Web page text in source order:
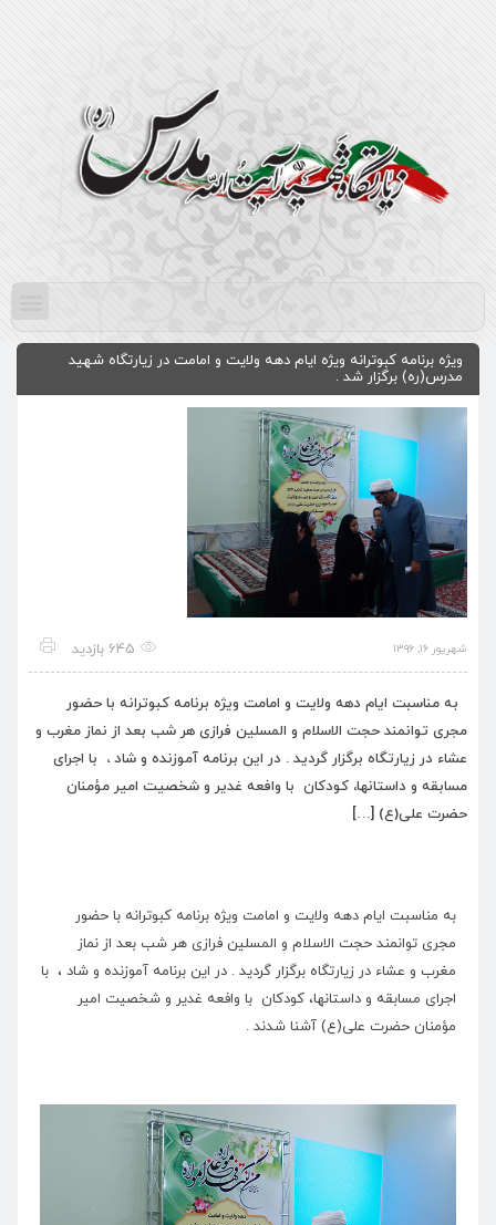
ویژه برنامه کبوترانه ویژه ایام دهه ولایت و امامت در زیارتگاه شهید
مدرس(ره) برگزار شد .
شهریور ۱۶, ۱۳۹۶ 645 بازدید
به مناسبت ایام دهه ولایت و امامت ویژه برنامه کبوترانه با حضور
مجری توانمند حجت الاسلام و المسلین فرازی هر شب بعد از نماز مغرب و
عشاء در زیارتگاه برگزار گردید . در این برنامه آموزنده و شاد ، با اجرای
مسابقه و داستانها، کودکان با وافعه غدیر و شخصیت امیر مؤمنان
حضرت علی(ع) […]
به مناسبت ایام دهه ولایت و امامت ویژه برنامه کبوترانه با حضور
مجری توانمند حجت الاسلام و المسلین فرازی هر شب بعد از نماز
مغرب و عشاء در زیارتگاه برگزار گردید . در این برنامه آموزنده و شاد ، با
اجرای مسابقه و داستانها، کودکان با وافعه غدیر و شخصیت امیر
مؤمنان حضرت علی(ع) آشنا شدند .